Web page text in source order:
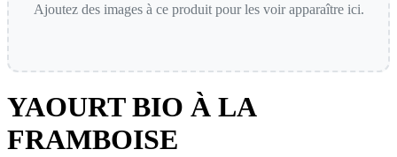
Ajoutez des images à ce produit pour les voir apparaître ici.
YAOURT BIO À LA
FRAMBOISE